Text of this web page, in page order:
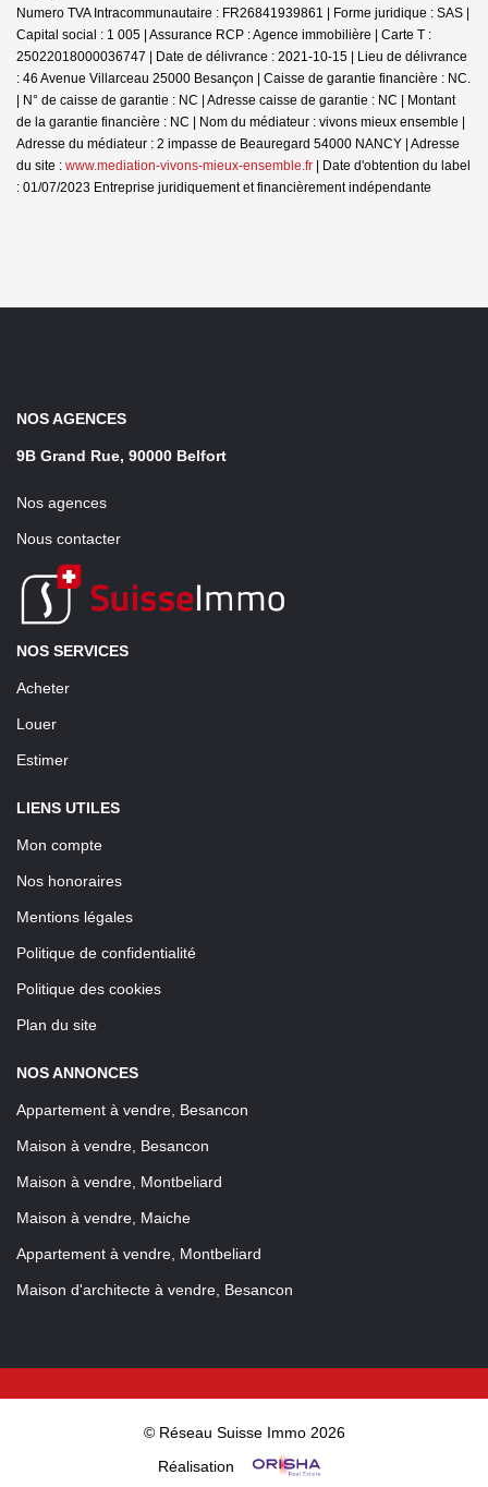
Numero TVA Intracommunautaire : FR26841939861 | Forme juridique : SAS |
Capital social : 1 005 | Assurance RCP : Agence immobilière | Carte T :
25022018000036747 | Date de délivrance : 2021-10-15 | Lieu de délivrance
: 46 Avenue Villarceau 25000 Besançon | Caisse de garantie financière : NC.
| N° de caisse de garantie : NC | Adresse caisse de garantie : NC | Montant
de la garantie financière : NC | Nom du médiateur : vivons mieux ensemble |
Adresse du médiateur : 2 impasse de Beauregard 54000 NANCY | Adresse
du site : www.mediation-vivons-mieux-ensemble.fr | Date d'obtention du label
: 01/07/2023 Entreprise juridiquement et financièrement indépendante
NOS AGENCES
9B Grand Rue, 90000 Belfort
Nos agences
Nous contacter
NOS SERVICES
Acheter
Louer
Estimer
LIENS UTILES
Mon compte
Nos honoraires
Mentions légales
Politique de confidentialité
Politique des cookies
Plan du site
NOS ANNONCES
Appartement à vendre, Besancon
Maison à vendre, Besancon
Maison à vendre, Montbeliard
Maison à vendre, Maiche
Appartement à vendre, Montbeliard
Maison d'architecte à vendre, Besancon
© Réseau Suisse Immo 2026
Réalisation